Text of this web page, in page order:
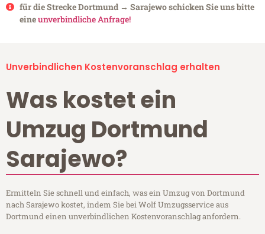
für die Strecke Dortmund → Sarajewo schicken Sie uns bitte
eineunverbindliche Anfrage!
Unverbindlichen Kostenvoranschlag erhalten
Was kostet ein
Umzug Dortmund
Sarajewo?
Ermitteln Sie schnell und einfach, was ein Umzug von Dortmund
nach Sarajewo kostet, indem Sie bei Wolf Umzugsservice aus
Dortmund einen unverbindlichen Kostenvoranschlag anfordern.